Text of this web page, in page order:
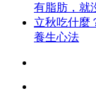
有脂肪，就
立秋吃什麼
養生心法